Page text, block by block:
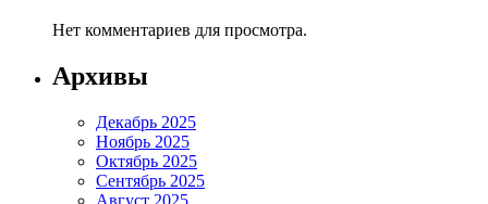
Нет комментариев для просмотра.
Архивы
Декабрь 2025
Ноябрь 2025
Октябрь 2025
Сентябрь 2025
Август 2025